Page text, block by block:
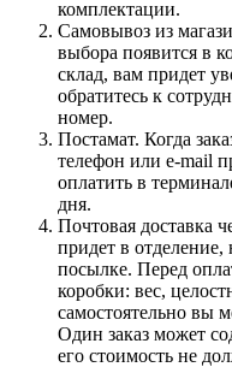
комплектации.
Самовывоз из
выбора появится в
склад, вам придет
обратитесь к
номер.
Постамат. Когда
телефон или e-mail
оплатить в
дня.
Почтовая доставка
придет в
посылке. Перед
коробки: вес,
самостоятельно вы
Один заказ может
его стоимость не